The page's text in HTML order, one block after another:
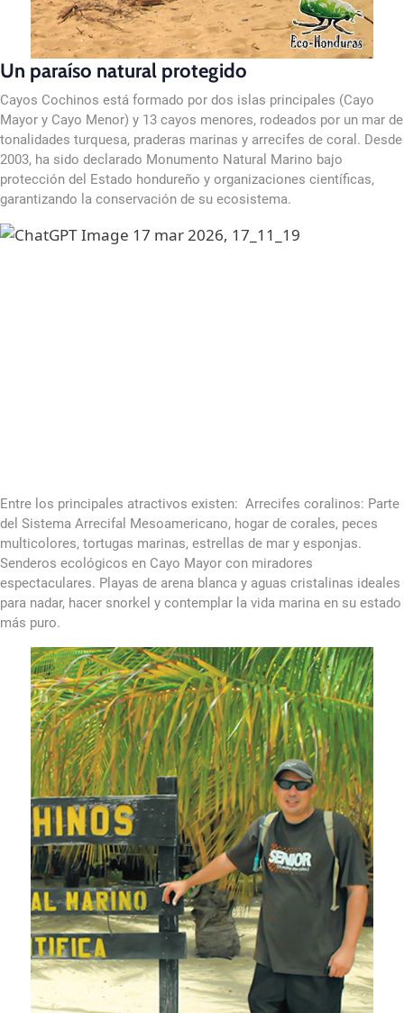
Un paraíso natural protegido
Cayos Cochinos está formado por dos islas principales (Cayo
Mayor y Cayo Menor) y 13 cayos menores, rodeados por un mar de
tonalidades turquesa, praderas marinas y arrecifes de coral. Desde
2003, ha sido declarado Monumento Natural Marino bajo
protección del Estado hondureño y organizaciones científicas,
garantizando la conservación de su ecosistema.
Entre los principales atractivos existen: Arrecifes coralinos: Parte
del Sistema Arrecifal Mesoamericano, hogar de corales, peces
multicolores, tortugas marinas, estrellas de mar y esponjas.
Senderos ecológicos en Cayo Mayor con miradores
espectaculares. Playas de arena blanca y aguas cristalinas ideales
para nadar, hacer snorkel y contemplar la vida marina en su estado
más puro.